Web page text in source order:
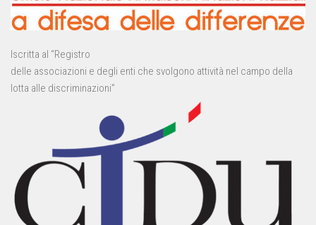
Iscritta al “Registro
delle associazioni e degli enti che svolgono attività nel campo della
lotta alle discriminazioni”